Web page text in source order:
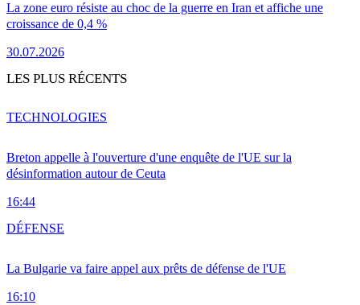
La zone euro résiste au choc de la guerre en Iran et affiche une
croissance de 0,4 %
30.07.2026
LES PLUS RÉCENTS
Breton appelle à l'ouverture d'une enquête de l'UE sur la
désinformation autour de Ceuta
16:44
TECHNOLOGIES
La Bulgarie va faire appel aux prêts de défense de l'UE
16:10
DÉFENSE